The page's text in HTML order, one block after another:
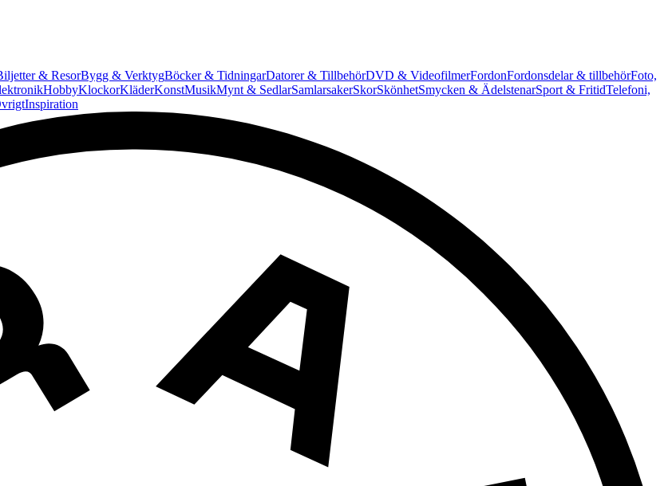
& ResorBygg & VerktygBöcker & TidningarDatorer & TillbehörDVD & VideofilmerFordonFordonsdelar & tillbehörFoto,
HobbyKlockorKläderKonstMusikMynt & SedlarSamlarsakerSkorSkönhetSmycken & ÄdelstenarSport & FritidTelefoni,
Inspiration